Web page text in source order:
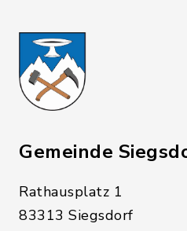
Gemeinde
Rathausplatz 1
83313 Siegsdorf